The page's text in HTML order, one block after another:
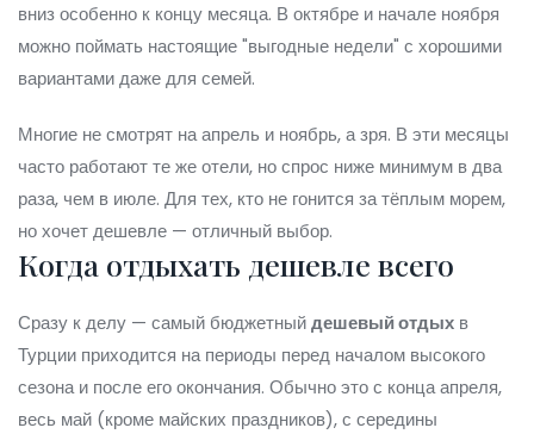
вниз особенно к концу месяца. В октябре и начале ноября
можно поймать настоящие "выгодные недели" с хорошими
вариантами даже для семей.
Многие не смотрят на апрель и ноябрь, а зря. В эти месяцы
часто работают те же отели, но спрос ниже минимум в два
раза, чем в июле. Для тех, кто не гонится за тёплым морем,
но хочет дешевле — отличный выбор.
Когда отдыхать дешевле всего
Сразу к делу — самый бюджетныйдешевый отдых в
Турции приходится на периоды перед началом высокого
сезона и после его окончания. Обычно это с конца апреля,
весь май (кроме майских праздников), с середины